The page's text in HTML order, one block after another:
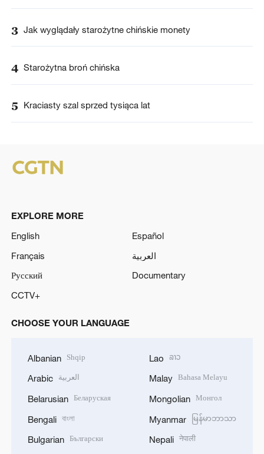
3 Jak wyglądały starożytne chińskie monety
4 Starożytna broń chińska
5 Kraciasty szal sprzed tysiąca lat
EXPLORE MORE
English
Español
Français
العربية
Русский
Documentary
CCTV+
CHOOSE YOUR LANGUAGE
Albanian Shqip
Arabic العربية
Belarusian Беларуская
Bengali বাংলা
Bulgarian Български
Lao ລາວ
Malay Bahasa Melayu
Mongolian Монгол
Myanmar မြန်မာဘာသာ
Nepali नेपाली